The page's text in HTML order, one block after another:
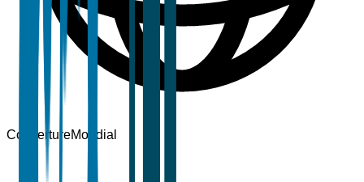
CouvertureMondial